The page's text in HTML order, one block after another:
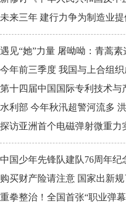
未来三年 建行力争为制造业
遇见“她”力量 屠呦呦：青蒿
今年前三季度 我国与上合组
第十四届中国国际专利技术与
水利部 今年秋汛超警河流多
探访亚洲首个电磁弹射微重
中国少年先锋队建队76周年
购买财产险请注意 国家出新规
重拳整治！全国首张“职业弹